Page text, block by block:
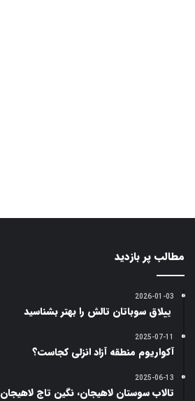
مطالب پر بازدید
2026-01-03
ییلاق سوباتان تالش را بهتر بشناسید
2025-07-11
آکواریوم منطقه آزاد انزلی کجاست؟
2025-06-13
تالاب سوستان لاهیجان‌، نگین تاج لاهیجان